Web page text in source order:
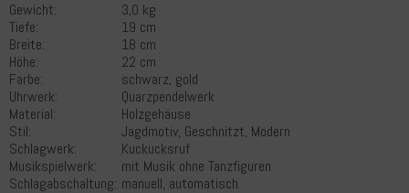
Gewicht:
3,0 kg
Tiefe:
19 cm
Breite:
18 cm
Höhe:
22 cm
Farbe:
schwarz, gold
Uhrwerk:
Quarzpendelwerk
Material:
Holzgehäuse
Stil:
Jagdmotiv, Geschnitzt, Modern
Schlagwerk:
Kuckucksruf
Musikspielwerk:
mit Musik ohne Tanzfiguren
Schlagabschaltung: manuell, automatisch